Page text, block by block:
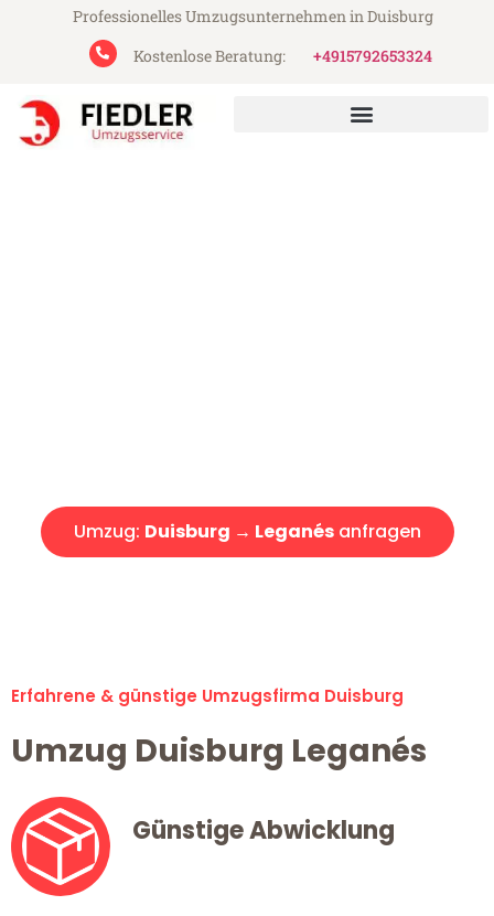
Professionelles Umzugsunternehmen in Duisburg
Kostenlose Beratung:
+4915792653324
Umzug: Duisburg → Leganésanfragen
Erfahrene & günstige Umzugsfirma Duisburg
Umzug Duisburg Leganés
Günstige Abwicklung